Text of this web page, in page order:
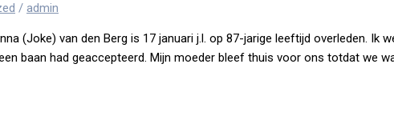
/ admin
(Joke) van den Berg is 17 januari j.l. op 87-jarige leeftijd overleden. Ik
baan had geaccepteerd. Mijn moeder bleef thuis voor ons totdat we